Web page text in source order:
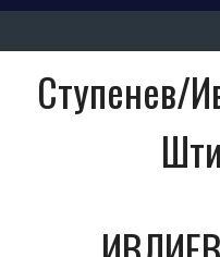
Ступенев/